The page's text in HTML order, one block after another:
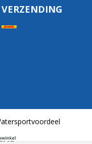
VERZENDING